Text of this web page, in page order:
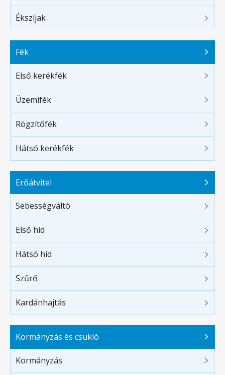
Ékszíjak
Fék
Első kerékfék
Üzemifék
Rögzítőfék
Hátsó kerékfék
Erőátvitel
Sebességváltó
Első híd
Hátsó híd
Szűrő
Kardánhajtás
Kormányzás és csukló
Kormányzás